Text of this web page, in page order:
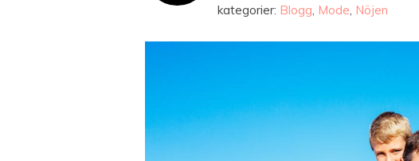
kategorier: Blogg, Mode, Nöjen